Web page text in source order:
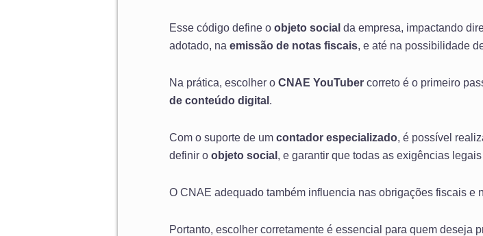
Esse código define o objeto social da empresa, impactando
adotado, na emissão de notas fiscais, e até na possibilidade
Na prática, escolher o CNAE YouTuber correto é o primeiro
de conteúdo digital .
Com o suporte de um contador especializado, é possível
definir o objeto social , e garantir que todas as exigências
O CNAE adequado também influencia nas obrigações fiscais e
Portanto, escolher corretamente é essencial para quem deseja